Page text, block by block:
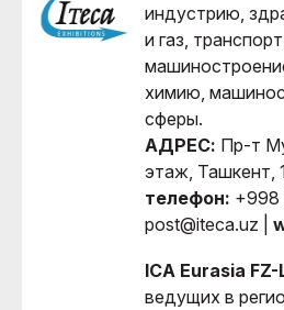
индустрию,
и газ,
химию,
сферы.
АДРЕС: Пр-т
этаж, Ташкент,
телефон: +998
post@iteca.uz |
ICA Eurasia FZ-
ведущих в